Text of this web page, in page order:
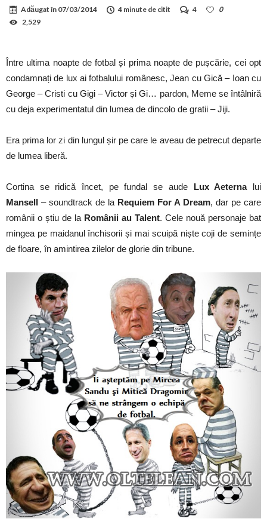
Adăugat în 07/03/2014 4 minute de citit 4
0
2,529
Între ultima noapte de fotbal și prima noapte de pușcărie, cei opt
condamnați de lux ai fotbalului românesc, Jean cu Gică – Ioan cu
George – Cristi cu Gigi – Victor și Gi… pardon, Meme se întâlniră
cu deja experimentatul din lumea de dincolo de gratii – Jiji.
Era prima lor zi din lungul șir pe care le aveau de petrecut departe
de lumea liberă.
Cortina se ridică încet, pe fundal se aude Lux Aeternalui
Mansell – soundtrack de la Requiem For A Dream, dar pe care
românii o știu de la Românii au Talent. Cele nouă personaje bat
mingea pe maidanul închisorii și mai scuipă niște coji de semințe
de floare, în amintirea zilelor de glorie din tribune.